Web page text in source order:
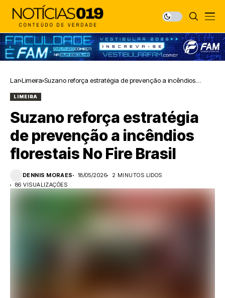
Lar Limeira Suzano reforça estratégia de prevenção a incêndios
LIMEIRA
Suzano reforça estratégia
de prevenção a incêndios
florestais No Fire Brasil
DENNIS MORAES 18/05/2026
2 MINUTOS LIDOS
86 VISUALIZAÇÕES